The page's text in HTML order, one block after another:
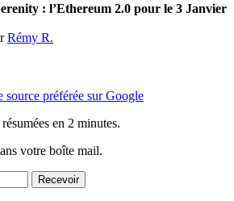
: l’Ethereum 2.0 pour le 3 Janvier
Rémy R.
source préférée sur Google
en 2 minutes.
votre boîte mail.
Recevoir